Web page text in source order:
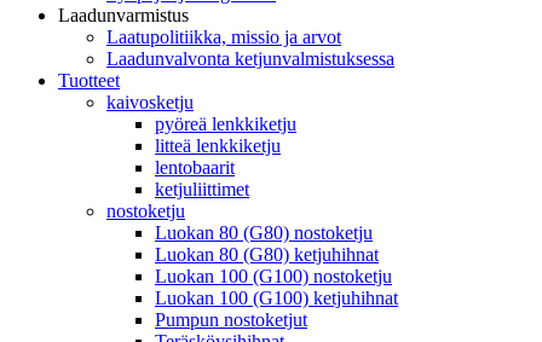
Laadunvarmistus
Laatupolitiikka, missio ja arvot
Laadunvalvonta ketjunvalmistuksessa
Tuotteet
kaivosketju
pyöreä lenkkiketju
litteä lenkkiketju
lentobaarit
ketjuliittimet
nostoketju
Luokan 80 (G80) nostoketju
Luokan 80 (G80) ketjuhihnat
Luokan 100 (G100) nostoketju
Luokan 100 (G100) ketjuhihnat
Pumpun nostoketjut